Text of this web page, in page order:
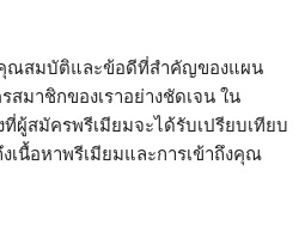
ณสมบัติและข้อดีที่สำคัญของแผน
มาชิกของเราอย่างชัดเจน ใน
ผู้สมัครพรีเมียมจะได้รับเปรียบเทียบ
เนื้อหาพรีเมียมและการเข้าถึงคุณ